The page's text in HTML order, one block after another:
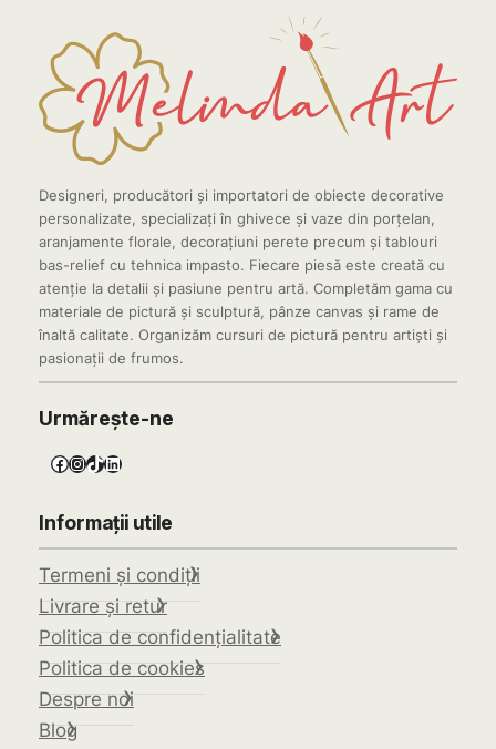
PERFECTE
Designeri, producători și importatori de obiecte decorative
personalizate, specializați în ghivece și vaze din porțelan,
aranjamente florale, decorațiuni perete precum și tablouri
bas-relief cu tehnica impasto. Fiecare piesă este creată cu
atenție la detalii și pasiune pentru artă. Completăm gama cu
materiale de pictură și sculptură, pânze canvas și rame de
înaltă calitate. Organizăm cursuri de pictură pentru artiști și
pasionații de frumos.
Urmărește-ne
Facebook
Instagram
TikTok
LinkedIn
Informații utile
Termeni și condiții
Livrare și retur
Politica de confidențialitate
Politica de cookies
Despre noi
Blog